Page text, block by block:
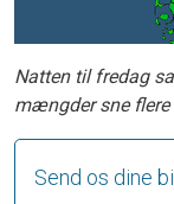
Natten til fredag
mængder sne flere
Send os dine